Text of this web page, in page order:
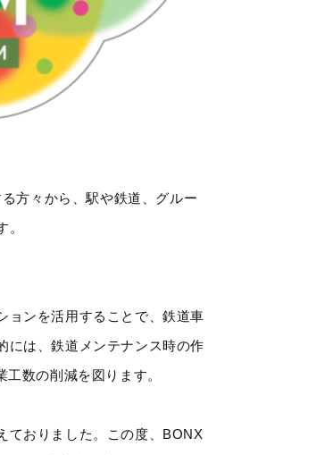
方々から、駅や鉄道、グルー
ョンを活用することで、鉄道車
には、鉄道メンテナンス時の作
数の削減を図ります。
ておりました。この度、BONX